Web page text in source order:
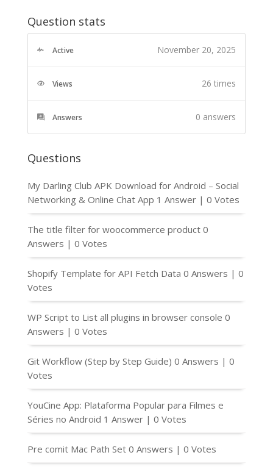
Question stats
Active November 20, 2025
Views 26 times
Answers 0 answers
Questions
My Darling Club APK Download for Android – Social
Networking & Online Chat App 1 Answer | 0 Votes
The title filter for woocommerce product 0
Answers | 0 Votes
Shopify Template for API Fetch Data 0 Answers | 0
Votes
WP Script to List all plugins in browser console 0
Answers | 0 Votes
Git Workflow (Step by Step Guide) 0 Answers | 0
Votes
YouCine App: Plataforma Popular para Filmes e
Séries no Android 1 Answer | 0 Votes
Pre comit Mac Path Set 0 Answers | 0 Votes